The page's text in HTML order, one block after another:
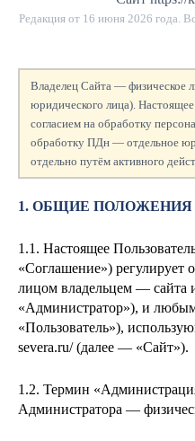
Редакция от 16 июня 2026 года.
Владелец Сайта — физическое
юридического лица).
согласием на обработку
обработку ПДн — отдельное
отдельно путём активного
1. ОБЩИЕ ПОЛОЖЕНИЯ
1.1. Настоящее
«Соглашение»)
лицом владельцем — сайта
«Администратор»), и
«Пользователь»),
severa.ru/ (далее — «Сайт»).
1.2. Термин
Администратора —